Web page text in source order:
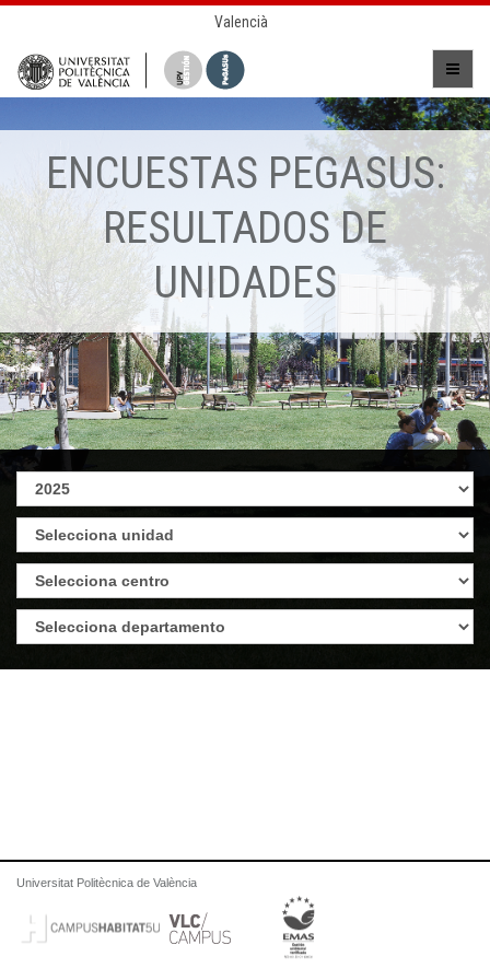
Valencià
ENCUESTAS PEGASUS:
RESULTADOS DE
UNIDADES
Universitat Politècnica de València